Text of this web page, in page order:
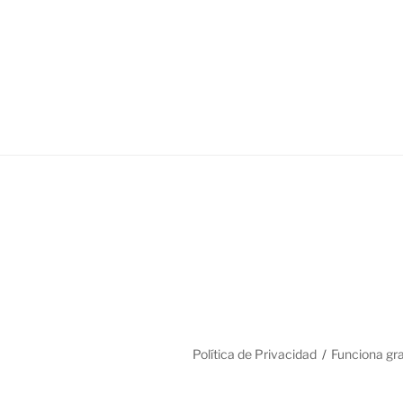
Política de Privacidad Funciona